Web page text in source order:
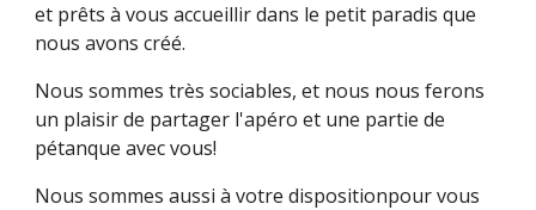
et prêts à vous accueillir dans le petit paradis que
nous avons créé.
Nous sommes très sociables, et nous nous ferons
un plaisir de partager l'apéro et une partie de
pétanque avec vous!
Nous sommes aussi à votre dispositionpour vous